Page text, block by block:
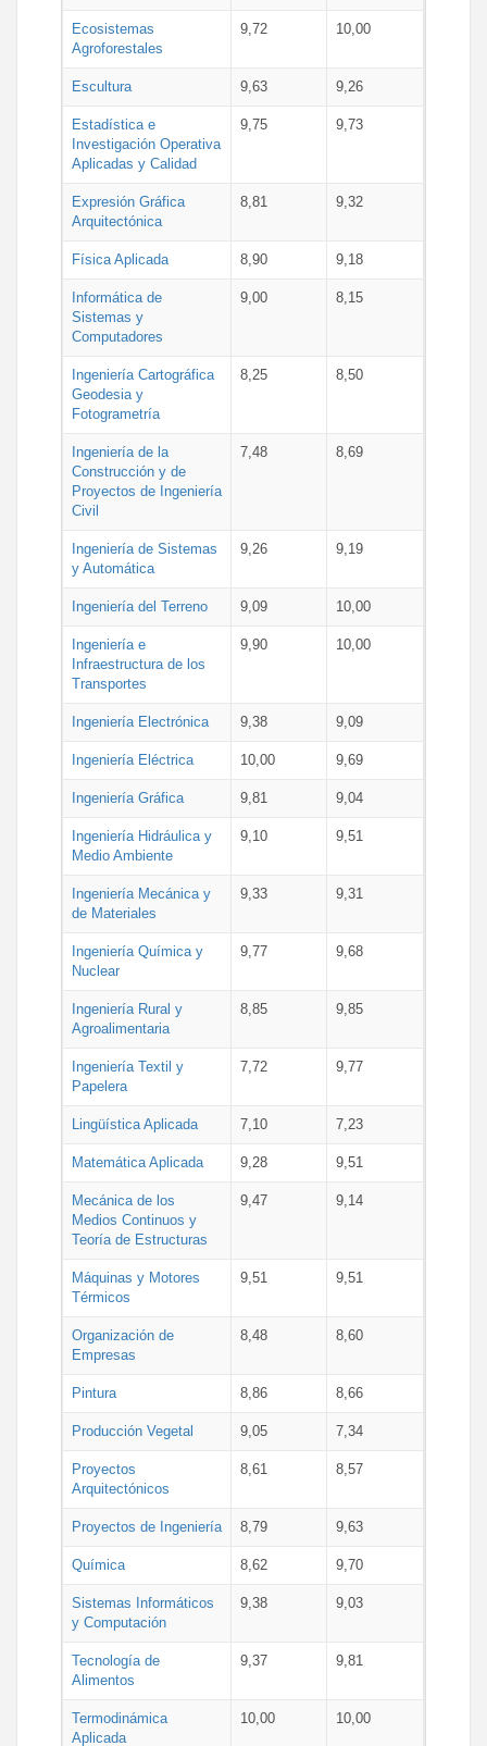
Ecosistemas
Agroforestales
9,72 10,00
Escultura 9,63 9,26
Estadística e
Investigación Operativa
Aplicadas y Calidad
9,75 9,73
Expresión Gráfica
Arquitectónica
8,81 9,32
Física Aplicada 8,90 9,18
Informática de
Sistemas y
Computadores
9,00 8,15
Ingeniería Cartográfica
Geodesia y
Fotogrametría
8,25 8,50
Ingeniería de la
Construcción y de
Proyectos de Ingeniería
Civil
7,48 8,69
Ingeniería de Sistemas
y Automática
9,26 9,19
Ingeniería del Terreno 9,09 10,00
Ingeniería e
Infraestructura de los
Transportes
9,90 10,00
Ingeniería Electrónica 9,38 9,09
Ingeniería Eléctrica 10,00 9,69
Ingeniería Gráfica 9,81 9,04
Ingeniería Hidráulica y
Medio Ambiente
9,10 9,51
Ingeniería Mecánica y
de Materiales
9,33 9,31
Ingeniería Química y
Nuclear
9,77 9,68
Ingeniería Rural y
Agroalimentaria
8,85 9,85
Ingeniería Textil y
Papelera
7,72 9,77
Lingüística Aplicada 7,10 7,23
Matemática Aplicada 9,28 9,51
Mecánica de los
Medios Continuos y
Teoría de Estructuras
9,47 9,14
Máquinas y Motores
Térmicos
9,51 9,51
Organización de
Empresas
8,48 8,60
Pintura 8,86 8,66
Producción Vegetal 9,05 7,34
Proyectos
Arquitectónicos
8,61 8,57
Proyectos de Ingeniería 8,79 9,63
Química 8,62 9,70
Sistemas Informáticos
y Computación
9,38 9,03
Tecnología de
Alimentos
9,37 9,81
Termodinámica
Aplicada
10,00 10,00